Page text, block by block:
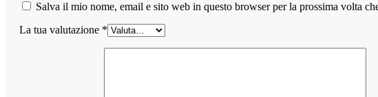
Salva il mio nome, email e sito web in questo browser per la prossima volta
La tua valutazione *